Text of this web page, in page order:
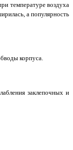
температуре воздуха
а популярность
корпуса.
заклепочных и